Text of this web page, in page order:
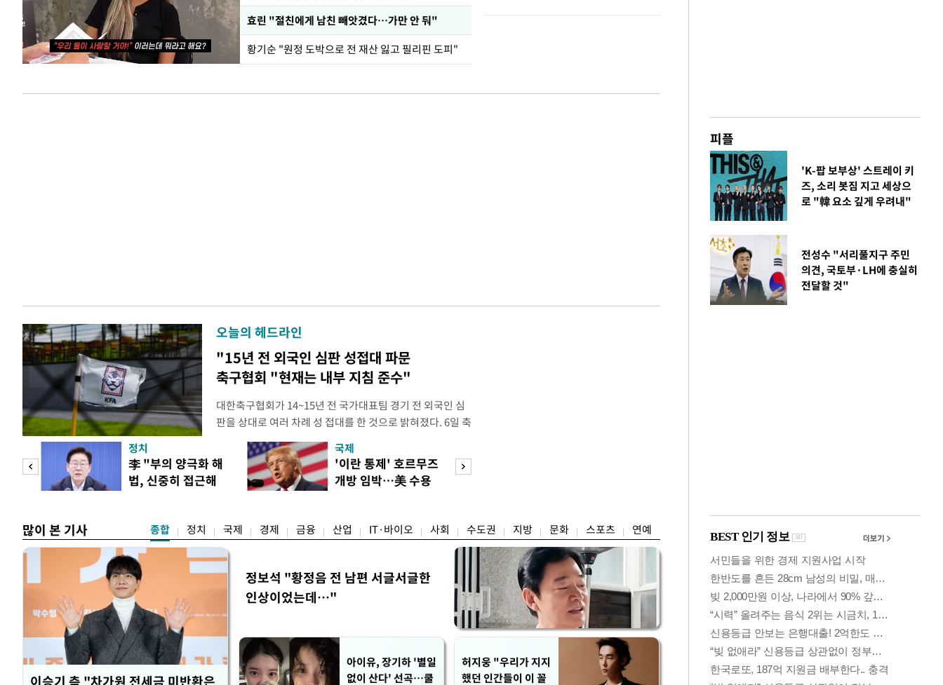
효린 "절친에게 남친 빼앗겼다…가만 안 둬"
황기순 "원정 도박으로 전 재산 잃고 필리핀 도피"
오늘의 헤드라인
"15년 전 외국인 심판 성접대 파문
축구협회 "현재는 내부 지침 준수"
대한축구협회가 14~15년 전 국가대표팀 경기 전 외국인 심
판을 상대로 여러 차례 성 접대를 한 것으로 밝혀졌다. 6일 축
구계에 따르면 국회의 한 의원실은 축구협회가 2011~2012
년 국제심판 10여 명에게 성 접대한 사실을 확인했다. 당시
축구협회는 외국인 심판과 감독관 등 10여 명에게 한 번에
수십만원에서 많게는 100만원이 넘는 돈을 성
정치
李 "부의 양극화 해
법, 신중히 접근해
국제
'이란 통제' 호르무즈
개방 임박…美 수용
많이 본 기사 종합 정치 국제 경제 금융 산업 IT·바이오 사회 수도권 지방 문화 스포츠 연예
이승기 측 "차가원 전세금 미반환은
정보석 "황정음 전 남편 서글서글한
인상이었는데…"
아이유, 장기하 '별일
없이 산다' 선곡…쿨
허지웅 "우리가 지지
했던 인간들이 이 꼴
피플
'K-팝 보부상' 스트레이 키
즈, 소리 봇짐 지고 세상으
로 "韓 요소 깊게 우려내"
전성수 "서리풀지구 주민
의견, 국토부·LH에 충실히
전달할 것"